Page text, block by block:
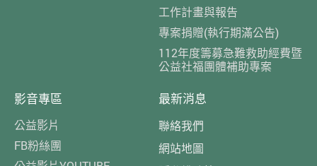
工作計畫與報告
專案捐贈(執行期滿公告)
112年度籌募急難救助經費暨
公益社福團體補助專案
影音專區
公益影片
FB粉絲團
最新消息
聯絡我們
網站地圖